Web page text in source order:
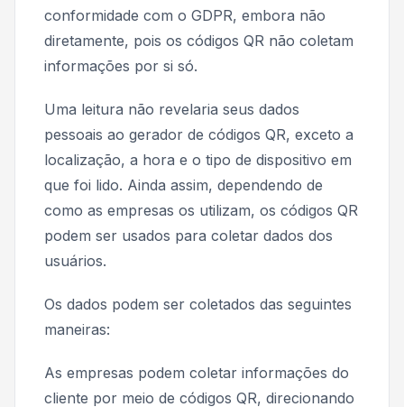
conformidade com o GDPR, embora não
diretamente, pois os códigos QR não coletam
informações por si só.
Uma leitura não revelaria seus dados
pessoais ao gerador de códigos QR, exceto a
localização, a hora e o tipo de dispositivo em
que foi lido. Ainda assim, dependendo de
como as empresas os utilizam, os códigos QR
podem ser usados ​​para coletar dados dos
usuários.
Os dados podem ser coletados das seguintes
maneiras:
As empresas podem coletar informações do
cliente por meio de códigos QR, direcionando